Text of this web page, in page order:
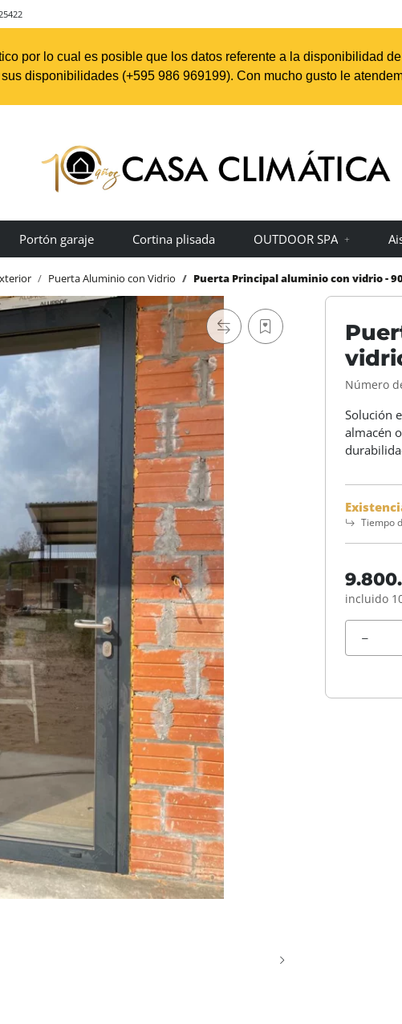
por lo cual es posible que los datos referente a la disponibilidad
disponibilidades (+595 986 969199). Con mucho gusto le
Portón garaje Cortina plisada OUTDOOR SPA
Puerta Aluminio con Vidrio Puerta Principal aluminio con vidrio -
Número
Solución
almacén
Tiempo
incluido